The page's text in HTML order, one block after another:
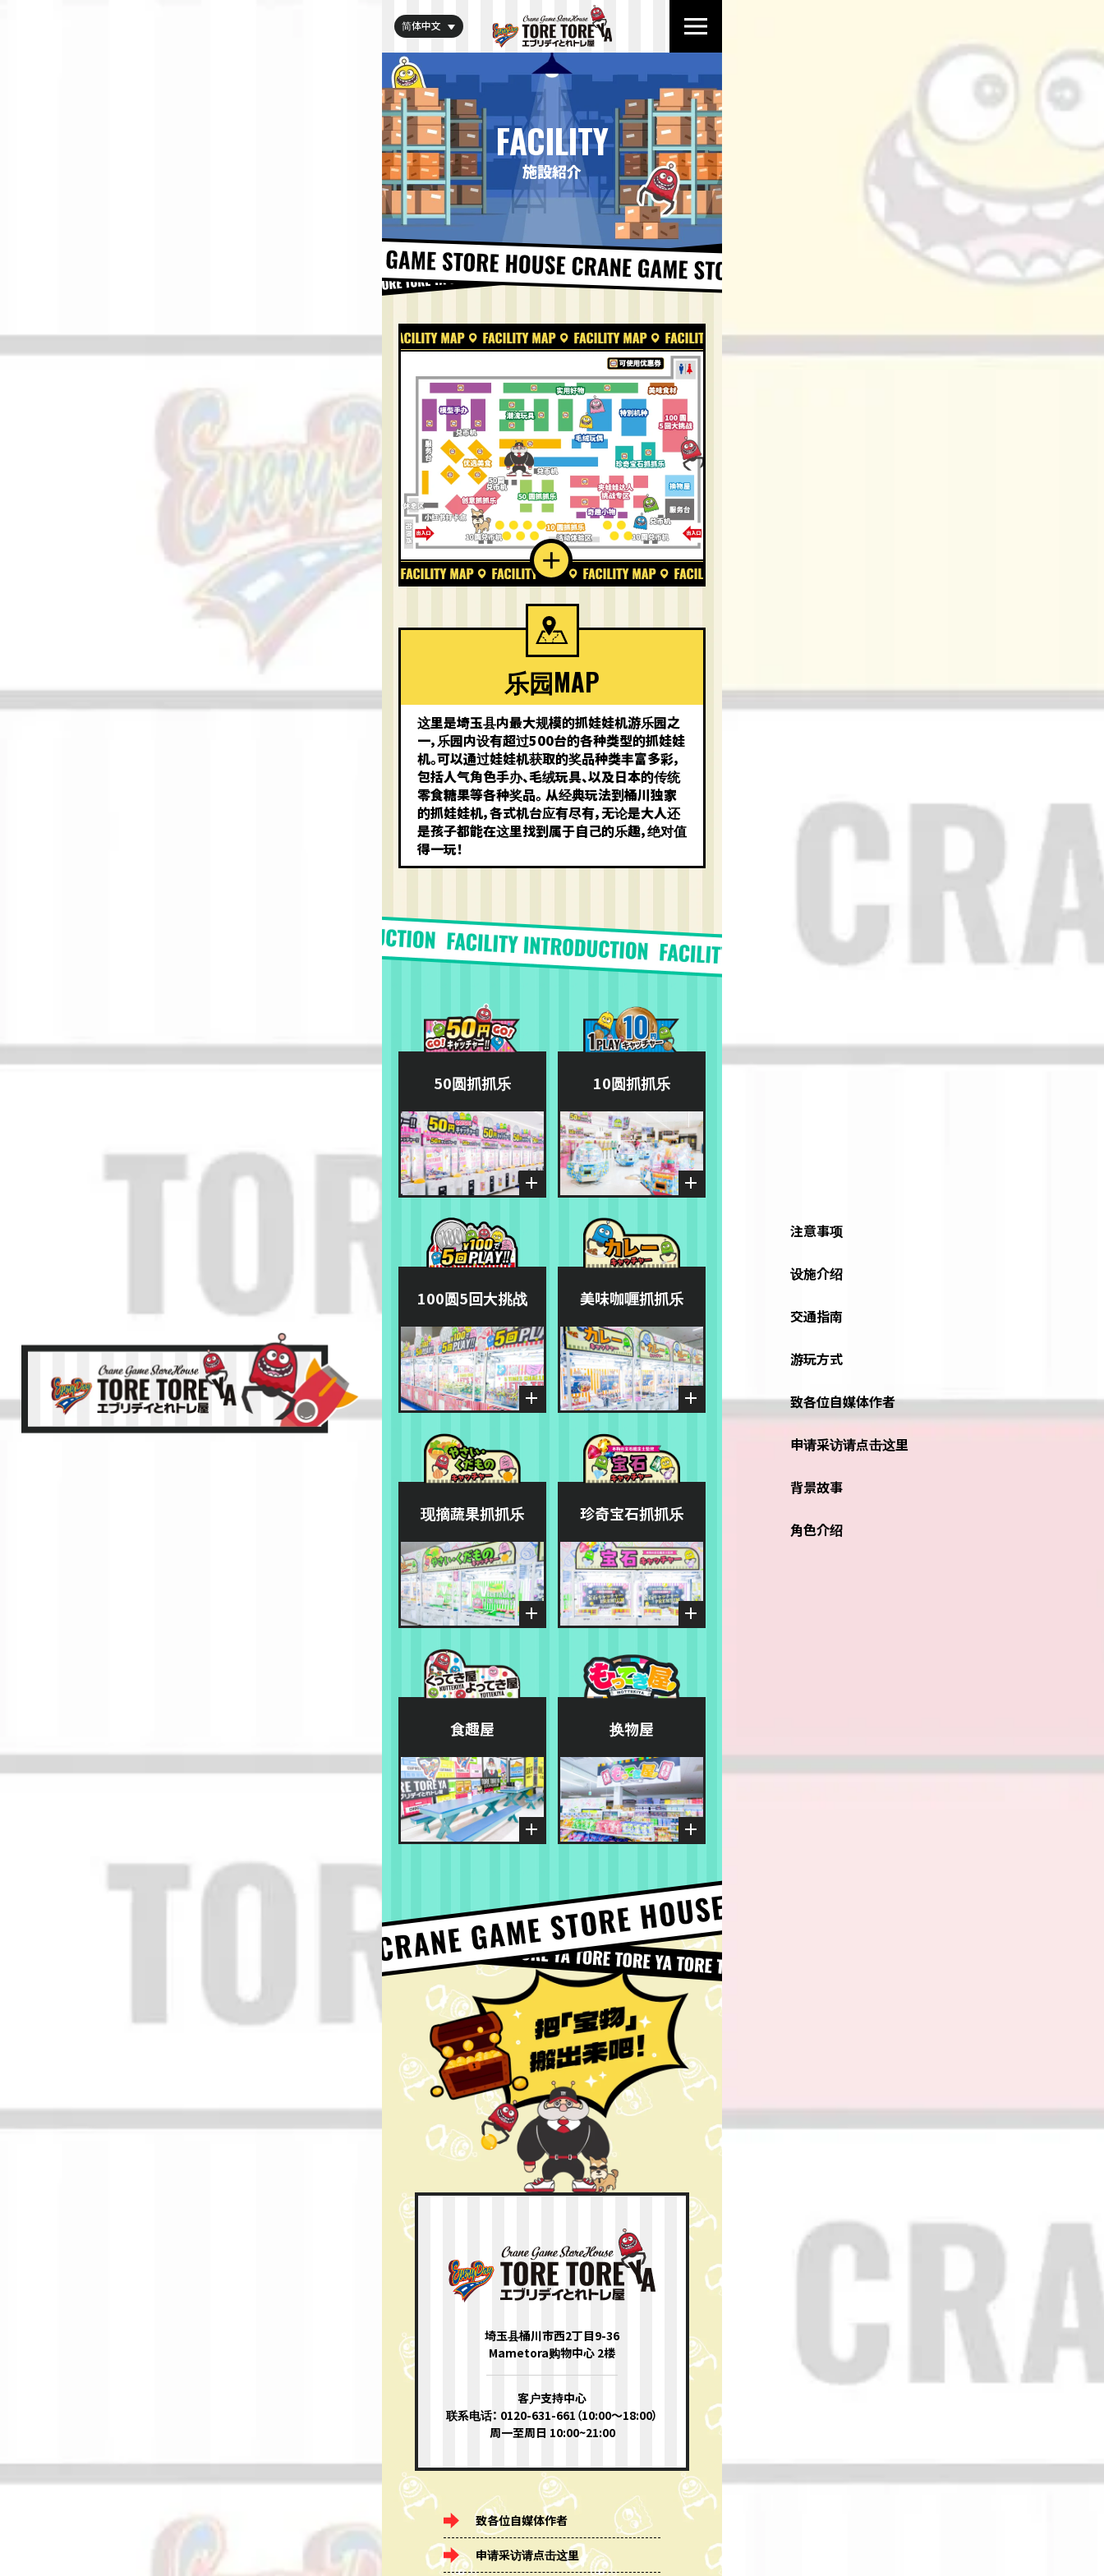
简体中文
注意事项
设施介绍
交通指南
游玩方式
致各位自媒体作者
申请采访请点击这里
背景故事
角色介绍
FACILITY
施設紹介
乐园MAP
这里是埼玉县内最大规模的抓娃娃机游乐园之
一，乐园内设有超过500台的各种类型的抓娃娃
机。可以通过娃娃机获取的奖品种类丰富多彩，
包括人气角色手办、毛绒玩具、以及日本的传统
零食糖果等各种奖品。 从经典玩法到桶川独家
的抓娃娃机，各式机台应有尽有，无论是大人还
是孩子都能在这里找到属于自己的乐趣，绝对值
得一玩！
50圆抓抓乐 10圆抓抓乐
100圆5回大挑战 美味咖喱抓抓乐
现摘蔬果抓抓乐 珍奇宝石抓抓乐
食趣屋 换物屋
埼玉县桶川市西2丁目9-36
Mametora购物中心 2楼
客户支持中心
联系电话： 0120-631-661（10:00〜18:00）
周一至周日 10:00~21:00
致各位自媒体作者
申请采访请点击这里